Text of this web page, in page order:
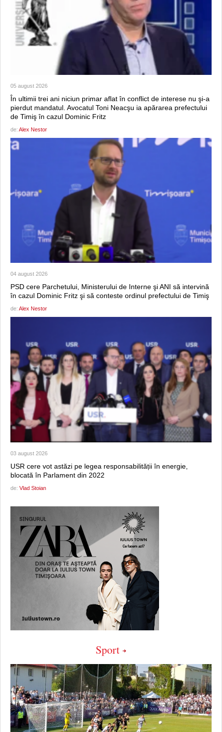
05 august 2026
În ultimii trei ani niciun primar aflat în conflict de interese nu şi-a
pierdut mandatul. Avocatul Toni Neacşu ia apărarea prefectului
de Timiş în cazul Dominic Fritz
de: Alex Nestor
04 august 2026
PSD cere Parchetului, Ministerului de Interne şi ANI să intervină
în cazul Dominic Fritz şi să conteste ordinul prefectului de Timiş
de: Alex Nestor
03 august 2026
USR cere vot astăzi pe legea responsabilității în energie,
blocată în Parlament din 2022
de: Vlad Stoian
Sport